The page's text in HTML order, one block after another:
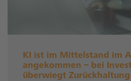
KI ist im Mittelstand im
angekommen – bei
überwiegt Zurückhaltung